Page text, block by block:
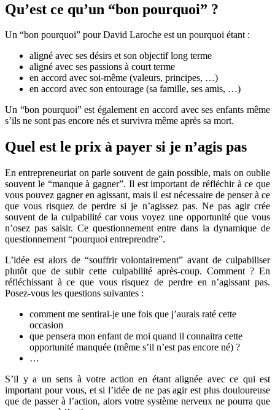
Qu’est ce qu’un “bon pourquoi” ?
Un “bon pourquoi” pour David Laroche est un pourquoi étant :
aligné avec ses désirs et son objectif long terme
aligné avec ses passions à court terme
en accord avec soi-même (valeurs, principes, …)
en accord avec son entourage (sa famille, ses amis, …)
Un “bon pourquoi” est également en accord avec ses enfants même
s’ils ne sont pas encore nés et survivra même après sa mort.
Quel est le prix à payer si je n’agis pas
En entrepreneuriat on parle souvent de gain possible, mais on oublie
souvent le “manque à gagner”. Il est important de réfléchir à ce que
vous pouvez gagner en agissant, mais il est nécessaire de penser à ce
que vous risquez de perdre si je n’agissez pas. Ne pas agir crée
souvent de la culpabilité car vous voyez une opportunité que vous
n’osez pas saisir. Ce questionnement entre dans la dynamique de
questionnement “pourquoi entreprendre”.
L’idée est alors de “souffrir volontairement” avant de culpabiliser
plutôt que de subir cette culpabilité après-coup. Comment ? En
réfléchissant à ce que vous risquez de perdre en n’agissant pas.
Posez-vous les questions suivantes :
comment me sentirai-je une fois que j’aurais raté cette
occasion
que pensera mon enfant de moi quand il connaitra cette
opportunité manquée (même s’il n’est pas encore né) ?
…
S’il y a un sens à votre action en étant alignée avec ce qui est
important pour vous, et si l’idée de ne pas agir est plus douloureuse
que de passer à l’action, alors votre système nerveux ne pourra que